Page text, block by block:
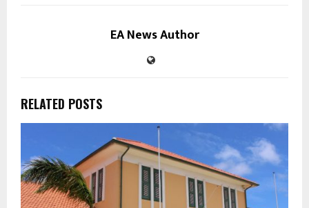
EA News Author
RELATED POSTS